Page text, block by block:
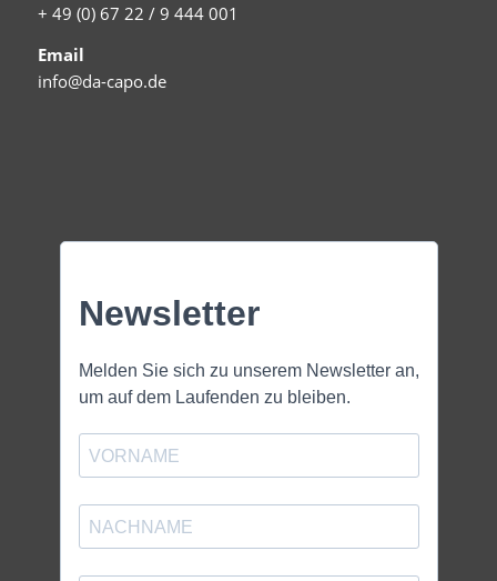
+ 49 (0) 67 22 / 9 444 001
Email
info@da-capo.de